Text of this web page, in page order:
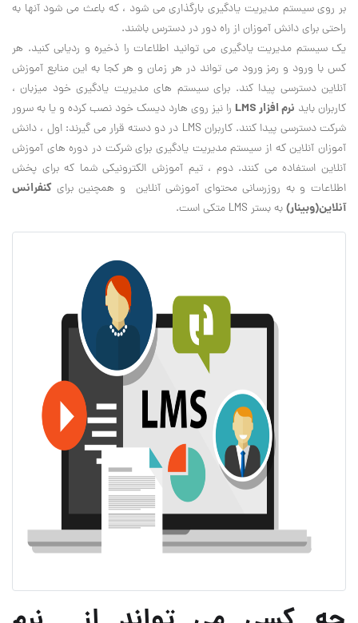
بر روی سیستم مدیریت یادگیری بارگذاری می شود ، که باعث می شود آنها به
راحتی برای دانش آموزان از راه دور در دسترس باشند.
یک سیستم مدیریت یادگیری می توانید اطلاعات را ذخیره و ردیابی کنید. هر
کس با ورود و رمز ورود می تواند در هر زمان و هر کجا به این منابع آموزش
آنلاین دسترسی پیدا کند. برای سیستم های مدیریت یادگیری خود میزبان ،
کاربران باید نرم افزار LMS
را نیز روی هارد دیسک خود نصب کرده و یا به سرور
شرکت دسترسی پیدا کنند. کاربران LMS در دو دسته قرار می گیرند: اول ، دانش
آموزان آنلاین که از سیستم مدیریت یادگیری برای شرکت در دوره های آموزش
آنلاین استفاده می کنند. دوم ، تیم آموزش الکترونیکی شما که برای پخش
اطلاعات و به روزرسانی محتوای آموزشی آنلاین و همچنین برای کنفرانس
آنلاین(وبینار)به بستر LMS متکی است.